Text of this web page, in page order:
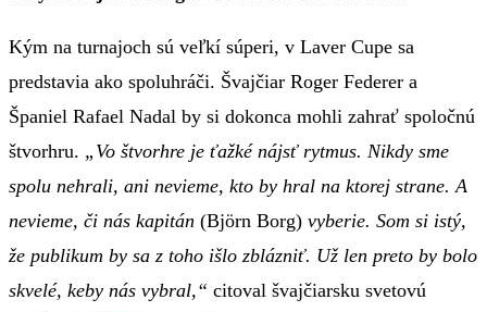
Kým na turnajoch sú veľkí súperi, v Laver Cupe sa
predstavia ako spoluhráči. Švajčiar Roger Federer a
Španiel Rafael Nadal by si dokonca mohli zahrať spoločnú
štvorhru. „Vo štvorhre je ťažké nájsť rytmus. Nikdy sme
spolu nehrali, ani nevieme, kto by hral na ktorej strane. A
nevieme, či nás kapitán (Björn Borg) vyberie. Som si istý,
že publikum by sa z toho išlo zblázniť. Už len preto by bolo
skvelé, keby nás vybral,“ citoval švajčiarsku svetovú